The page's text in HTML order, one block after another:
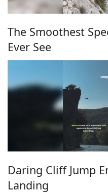
The Smoothest
Ever See
Daring Cliff Jump
Landing